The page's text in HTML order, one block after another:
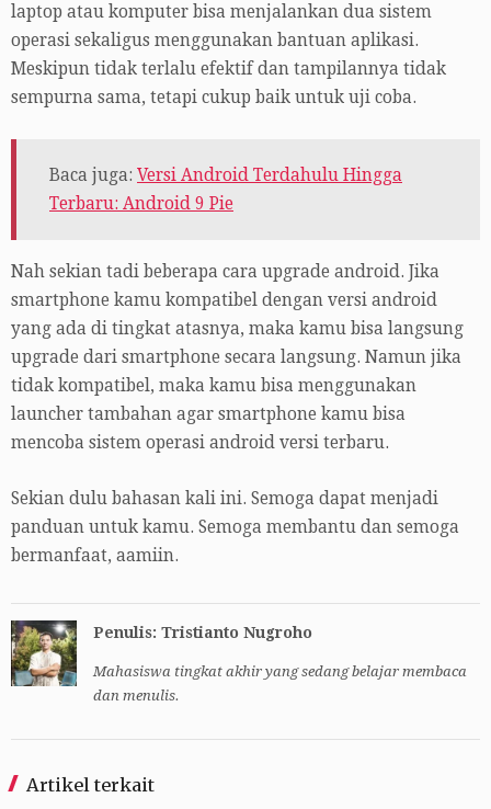
laptop atau komputer bisa menjalankan dua sistem
operasi sekaligus menggunakan bantuan aplikasi.
Meskipun tidak terlalu efektif dan tampilannya tidak
sempurna sama, tetapi cukup baik untuk uji coba.
Baca juga: Versi Android Terdahulu Hingga
Terbaru: Android 9 Pie
Nah sekian tadi beberapa cara upgrade android. Jika
smartphone kamu kompatibel dengan versi android
yang ada di tingkat atasnya, maka kamu bisa langsung
upgrade dari smartphone secara langsung. Namun jika
tidak kompatibel, maka kamu bisa menggunakan
launcher tambahan agar smartphone kamu bisa
mencoba sistem operasi android versi terbaru.
Sekian dulu bahasan kali ini. Semoga dapat menjadi
panduan untuk kamu. Semoga membantu dan semoga
bermanfaat, aamiin.
Penulis: Tristianto Nugroho
Mahasiswa tingkat akhir yang sedang belajar membaca
dan menulis.
Artikel terkait